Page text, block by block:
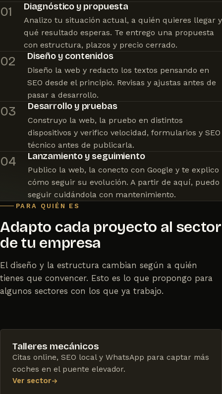
01 Diagnóstico y propuesta
Analizo tu situación actual, a quién quieres llegar y
qué resultado esperas. Te entrego una propuesta
con estructura, plazos y precio cerrado.
02 Diseño y contenidos
Diseño la web y redacto los textos pensando en
SEO desde el principio. Revisas y ajustas antes de
pasar a desarrollo.
03 Desarrollo y pruebas
Construyo la web, la pruebo en distintos
dispositivos y verifico velocidad, formularios y SEO
técnico antes de publicarla.
04 Lanzamiento y seguimiento
Publico la web, la conecto con Google y te explico
cómo seguir su evolución. A partir de aquí, puedo
seguir cuidándola con mantenimiento.
PARA QUIÉN ES
Adapto cada proyecto al sector
de tu empresa
El diseño y la estructura cambian según a quién
tienes que convencer. Esto es lo que propongo para
algunos sectores con los que ya trabajo.
Talleres mecánicos
Citas online, SEO local y WhatsApp para captar más
coches en el puente elevador.
Ver sector